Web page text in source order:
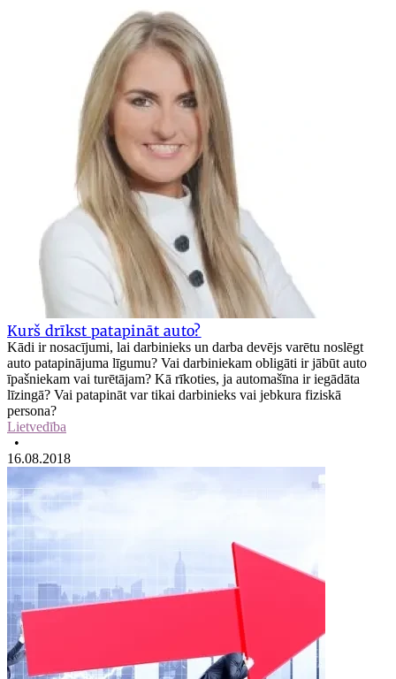
Kurš drīkst patapināt auto?
Kādi ir nosacījumi, lai darbinieks un darba devējs varētu noslēgt
auto patapinājuma līgumu? Vai darbiniekam obligāti ir jābūt auto
īpašniekam vai turētājam? Kā rīkoties, ja automašīna ir iegādāta
līzingā? Vai patapināt var tikai darbinieks vai jebkura fiziskā
persona?
Lietvedība
•
16.08.2018